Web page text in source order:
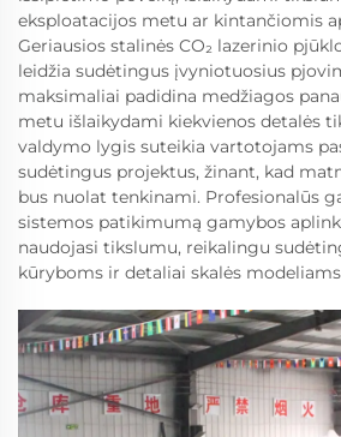
eksploatacijos metu ar kintančiomis
Geriausios stalinės CO₂ lazerinio
leidžia sudėtingus įvyniotuosius
maksimaliai padidina medžiagos
metu išlaikydami kiekvienos detalės
valdymo lygis suteikia vartotojams
sudėtingus projektus, žinant, kad
bus nuolat tenkinami. Profesionalūs
sistemos patikimumą gamybos
naudojasi tikslumu, reikalingu
kūryboms ir detaliai skalės